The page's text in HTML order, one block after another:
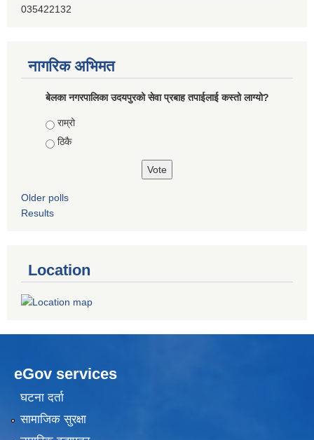
035422132
नागरिक अभिमत
बेलका नगरपालिका उदयपुरको सेवा प्रबाह तपाईलाई कस्तो लाग्यो?
Choices
राम्रो
ठिकै
Older polls
Results
Location
eGov services
घटना दर्ता
सामाजिक सुरक्षा